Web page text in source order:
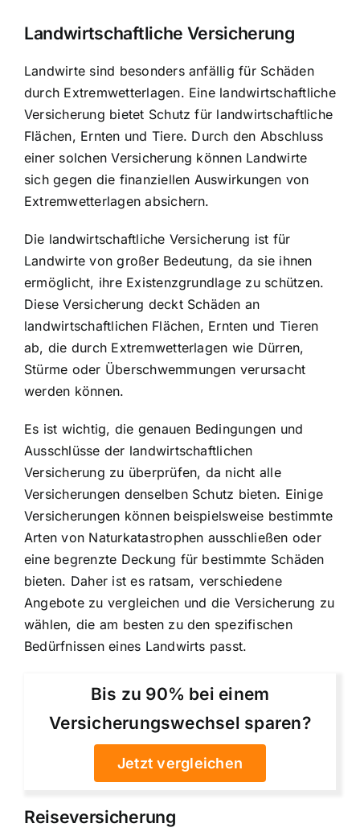
Landwirtschaftliche Versicherung
Landwirte sind besonders anfällig für Schäden
durch Extremwetterlagen. Eine landwirtschaftliche
Versicherung bietet Schutz für landwirtschaftliche
Flächen, Ernten und Tiere. Durch den Abschluss
einer solchen Versicherung können Landwirte
sich gegen die finanziellen Auswirkungen von
Extremwetterlagen absichern.
Die landwirtschaftliche Versicherung ist für
Landwirte von großer Bedeutung, da sie ihnen
ermöglicht, ihre Existenzgrundlage zu schützen.
Diese Versicherung deckt Schäden an
landwirtschaftlichen Flächen, Ernten und Tieren
ab, die durch Extremwetterlagen wie Dürren,
Stürme oder Überschwemmungen verursacht
werden können.
Es ist wichtig, die genauen Bedingungen und
Ausschlüsse der landwirtschaftlichen
Versicherung zu überprüfen, da nicht alle
Versicherungen denselben Schutz bieten. Einige
Versicherungen können beispielsweise bestimmte
Arten von Naturkatastrophen ausschließen oder
eine begrenzte Deckung für bestimmte Schäden
bieten. Daher ist es ratsam, verschiedene
Angebote zu vergleichen und die Versicherung zu
wählen, die am besten zu den spezifischen
Bedürfnissen eines Landwirts passt.
Bis zu 90% bei einem
Versicherungswechsel sparen?
Jetzt vergleichen
Reiseversicherung